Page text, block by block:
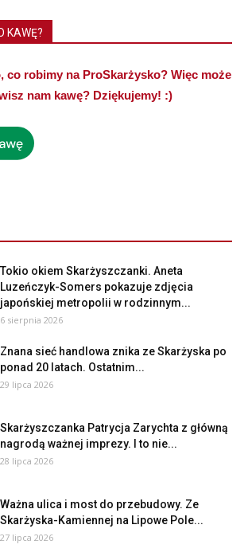
KAWĘ?
co robimy na ProSkarżysko? Więc może
nam kawę? Dziękujemy! :)
Tokio okiem Skarżyszczanki. Aneta
Luzeńczyk-Somers pokazuje zdjęcia
japońskiej metropolii w rodzinnym...
6 sierpnia 2026
Znana sieć handlowa znika ze Skarżyska po
ponad 20 latach. Ostatnim...
29 lipca 2026
Skarżyszczanka Patrycja Zarychta z główną
nagrodą ważnej imprezy. I to nie...
28 lipca 2026
Ważna ulica i most do przebudowy. Ze
Skarżyska-Kamiennej na Lipowe Pole...
27 lipca 2026